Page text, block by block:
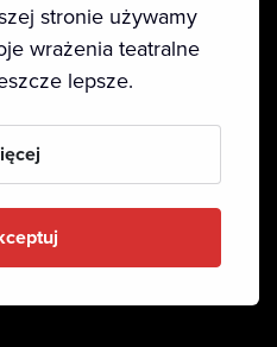
stronie używamy
wrażenia teatralne
lepsze.